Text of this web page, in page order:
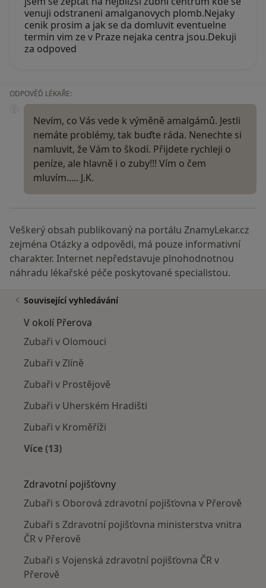
venuji odstraneni amalganovych plomb.Nejaky
cenik prosim a jak se da domluvit eventuelne
termin vim ze v Praze nejaka centra jsou.Dekuji
za odpoved
ODPOVĚĎ LÉKAŘE:
Nevím, co Vás vede k výměně amalgámů. Jestli
nemáte problémy, tak buďte ráda. Nenechte si
namluvit, že Vám to škodí. Přijdete rychleji o
peníze, ale hlavně i o zuby!!! Vím o čem
mluvím..... J.K.
Veškerý obsah publikovaný na portálu ZnamyLekar.cz
zejména Otázky a odpovědi, má pouze informativní
charakter. Internet nepředstavuje plnohodnotnou
náhradu lékařské péče poskytované specialistou.
Související vyhledávání
V okolí Přerova
Zubaři v Olomouci
Zubaři v Zlíně
Zubaři v Prostějově
Zubaři v Uherském Hradišti
Zubaři v Kroměříži
Více (13)
Zdravotní pojišťovny
Zubaři s Oborová zdravotní pojišťovna v Přerově
Zubaři s Zdravotní pojišťovna ministerstva vnitra
ČR v Přerově
Zubaři s Vojenská zdravotní pojišťovna ČR v
Přerově